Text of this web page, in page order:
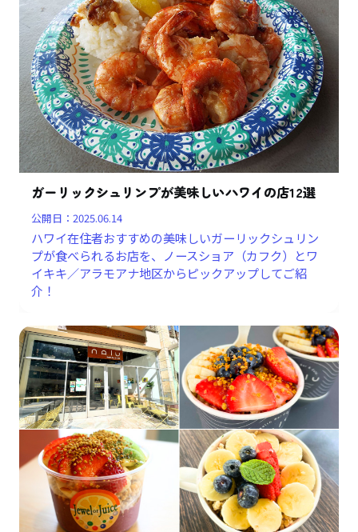
ガーリックシュリンプが美味しいハワイの店12選
公開日：2025.06.14
ハワイ在住者おすすめの美味しいガーリックシュリン
プが食べられるお店を、ノースショア（カフク）とワ
イキキ／アラモアナ地区からピックアップしてご紹
介！